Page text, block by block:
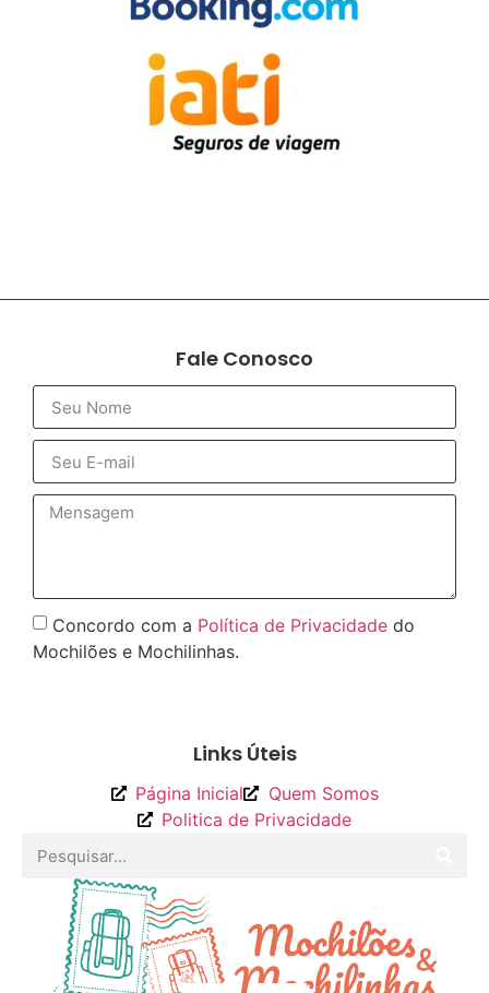
Fale Conosco
Concordo com a Política de Privacidade do
Mochilões e Mochilinhas.
Links Úteis
Página Inicial
Quem Somos
Politica de Privacidade